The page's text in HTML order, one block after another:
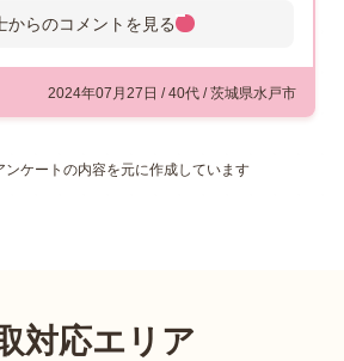
定士からのコメント
お客様よりご依頼を受け、『聖徳
太子一万円札』22枚のお買取をさ
描かれた旧1万円札は1958年から
れになりました。拝見した紙幣は
も折れ目などがない新札の状態
からのコメントを 見る
2024年07月27日 / 40代 / 茨城県水戸市
ンケートの内容を元に作成しています
対応エリア